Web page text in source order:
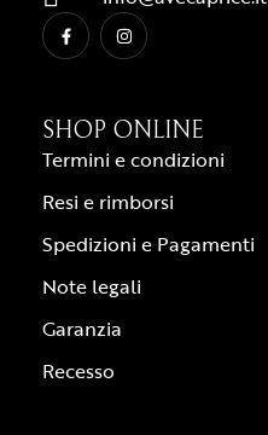
SHOP ONLINE
Termini e condizioni
Resi e rimborsi
Spedizioni e Pagamenti
Note legali
Garanzia
Recesso